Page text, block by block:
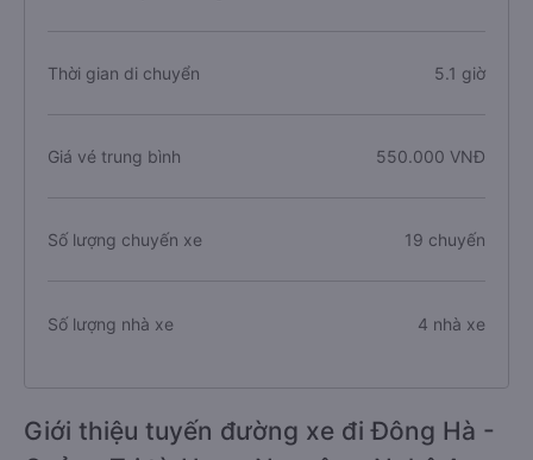
Chiều dài tuyến đường 486 km
Thời gian di chuyển 5.1 giờ
Giá vé trung bình 550.000 VNĐ
Số lượng chuyến xe 19 chuyến